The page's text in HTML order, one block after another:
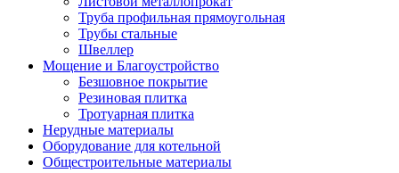
Труба профильная прямоугольная
Трубы стальные
Швеллер
Мощение и Благоустройство
Безшовное покрытие
Резиновая плитка
Тротуарная плитка
Нерудные материалы
Оборудование для котельной
Общестроительные материалы